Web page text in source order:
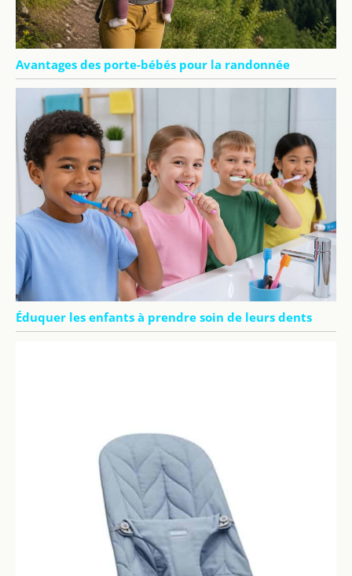
Avantages des porte-bébés pour la randonnée
Éduquer les enfants à prendre soin de leurs dents